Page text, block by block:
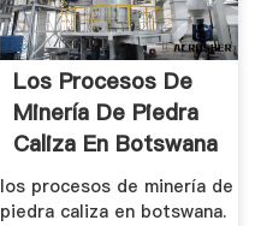
Los Procesos De
Minería De Piedra
Caliza En Botswana
los procesos de minería de
piedra caliza en botswana.